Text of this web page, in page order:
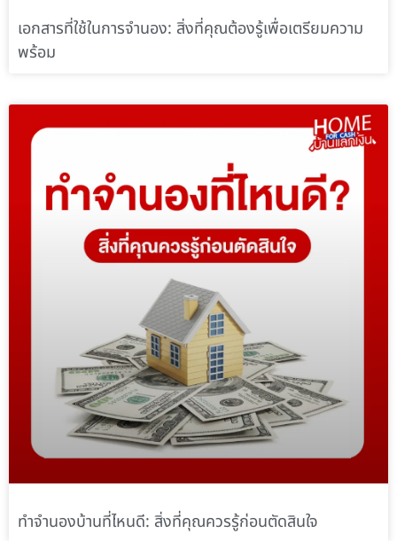
เอกสารที่ใช้ในการจำนอง: สิ่งที่คุณต้องรู้เพื่อเตรียมความ
พร้อม
ทำจำนองบ้านที่ไหนดี: สิ่งที่คุณควรรู้ก่อนตัดสินใจ